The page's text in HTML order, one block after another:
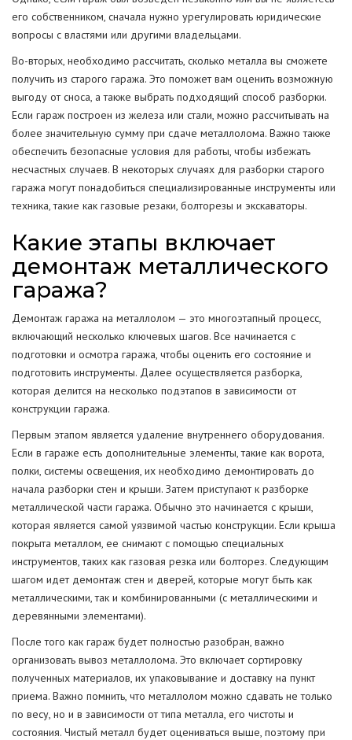
его собственником, сначала нужно урегулировать юридические
вопросы с властями или другими владельцами.
Во-вторых, необходимо рассчитать, сколько металла вы сможете
получить из старого гаража. Это поможет вам оценить возможную
выгоду от сноса, а также выбрать подходящий способ разборки.
Если гараж построен из железа или стали, можно рассчитывать на
более значительную сумму при сдаче металлолома. Важно также
обеспечить безопасные условия для работы, чтобы избежать
несчастных случаев. В некоторых случаях для разборки старого
гаража могут понадобиться специализированные инструменты или
техника, такие как газовые резаки, болторезы и экскаваторы.
Какие этапы включает
демонтаж металлического
гаража?
Демонтаж гаража на металлолом — это многоэтапный процесс,
включающий несколько ключевых шагов. Все начинается с
подготовки и осмотра гаража, чтобы оценить его состояние и
подготовить инструменты. Далее осуществляется разборка,
которая делится на несколько подэтапов в зависимости от
конструкции гаража.
Первым этапом является удаление внутреннего оборудования.
Если в гараже есть дополнительные элементы, такие как ворота,
полки, системы освещения, их необходимо демонтировать до
начала разборки стен и крыши. Затем приступают к разборке
металлической части гаража. Обычно это начинается с крыши,
которая является самой уязвимой частью конструкции. Если крыша
покрыта металлом, ее снимают с помощью специальных
инструментов, таких как газовая резка или болторез. Следующим
шагом идет демонтаж стен и дверей, которые могут быть как
металлическими, так и комбинированными (с металлическими и
деревянными элементами).
После того как гараж будет полностью разобран, важно
организовать вывоз металлолома. Это включает сортировку
полученных материалов, их упаковывание и доставку на пункт
приема. Важно помнить, что металлолом можно сдавать не только
по весу, но и в зависимости от типа металла, его чистоты и
состояния. Чистый металл будет оцениваться выше, поэтому при